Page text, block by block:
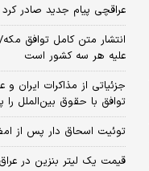
عراقچی پیام جدید صادر کرد
انتشار متن کامل توافق
علیه هر سه کشور است
جزئیاتی از مذاکرات ایران
توافق با حقوق بین‌الملل را
توئیت اسحاق دار پس از
قیمت یک لیتر بنزین در